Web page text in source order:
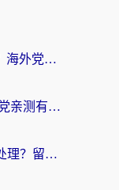
优酷手机app地域限制怎么解除？海外党亲测有效的追剧方案
全民K歌国外如何听原唱？海外党亲测有效的回国加速器选择指南
在海外如果使用交管12123怎么处理？留学生亲测有效的回国加速方案